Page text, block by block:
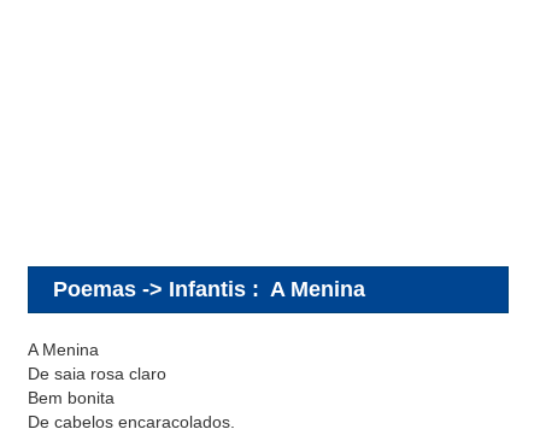
Poemas -> Infantis : A Menina
A Menina
De saia rosa claro
Bem bonita
De cabelos encaracolados.